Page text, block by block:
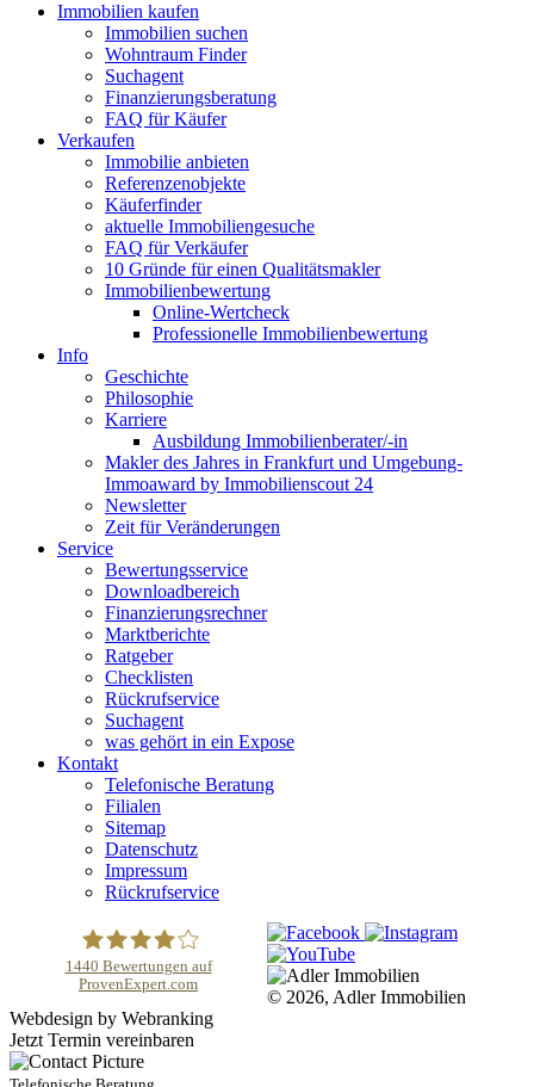
Immobilien kaufen
Immobilien suchen
Wohntraum Finder
Suchagent
Finanzierungsberatung
FAQ für Käufer
Verkaufen
Immobilie anbieten
Referenzenobjekte
Käuferfinder
aktuelle Immobiliengesuche
FAQ für Verkäufer
10 Gründe für einen Qualitätsmakler
Immobilienbewertung
Online-Wertcheck
Professionelle Immobilienbewertung
Info
Geschichte
Philosophie
Karriere
Ausbildung Immobilienberater/-in
Makler des Jahres in Frankfurt und Umgebung-
Immoaward by Immobilienscout 24
Newsletter
Zeit für Veränderungen
Service
Bewertungsservice
Downloadbereich
Finanzierungsrechner
Marktberichte
Ratgeber
Checklisten
Rückrufservice
Suchagent
was gehört in ein Expose
Kontakt
Telefonische Beratung
Filialen
Sitemap
Datenschutz
Impressum
Rückrufservice
Adler Immobilien
1440 Bewertungen auf
ProvenExpert.com
© 2026, Adler Immobilien
Webdesign by Webranking
Jetzt Termin vereinbaren